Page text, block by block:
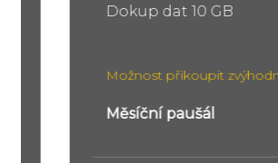
Dokup dat 10 GB
Možnost přikoupit zvýhodněné
Měsíční paušál